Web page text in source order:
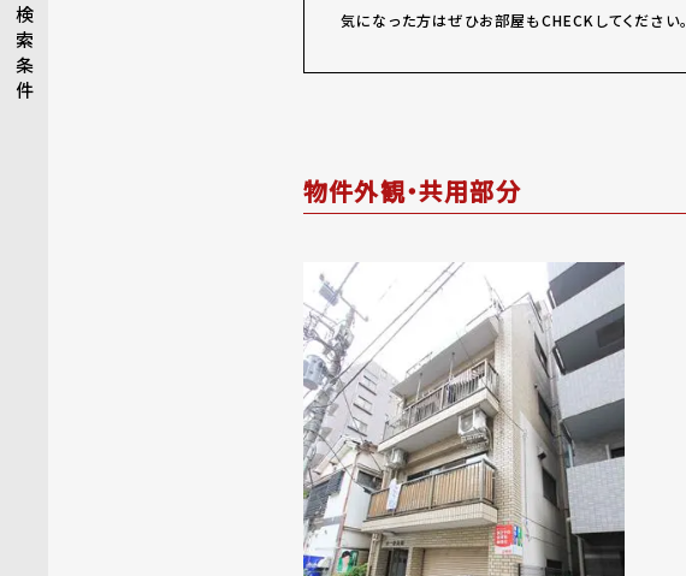
検
索
条
件
気になった方はぜひお部屋もCHECKしてください。
物件外観・共用部分